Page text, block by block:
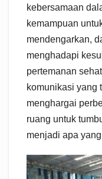
kebersamaan
kemampuan
mendengarkan,
menghadapi
pertemanan
komunikasi yang
menghargai
ruang untuk
menjadi apa